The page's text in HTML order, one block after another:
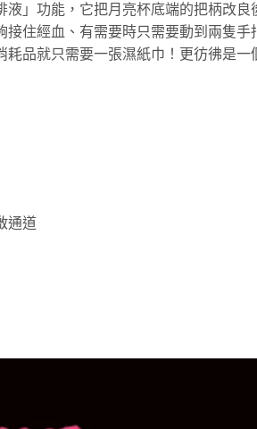
」功能，它把月亮杯底端的把柄改良
住經血、有需要時只需要動到兩隻手
品就只需要一張濕紙巾！更彷彿是一
通道